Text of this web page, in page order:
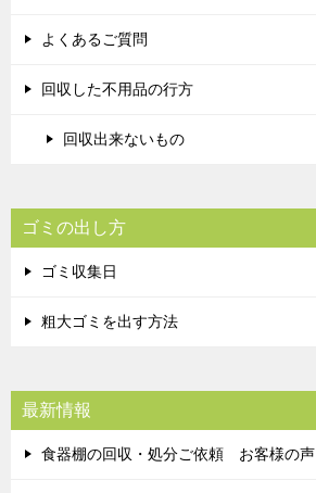
よくあるご質問
回収した不用品の行方
回収出来ないもの
ゴミの出し方
ゴミ収集日
粗大ゴミを出す方法
最新情報
食器棚の回収・処分ご依頼 お客様の声